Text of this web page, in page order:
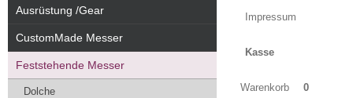
Impressum
Kasse
Warenkorb 0
Ausrüstung /Gear
CustomMade Messer
Feststehende Messer
Dolche